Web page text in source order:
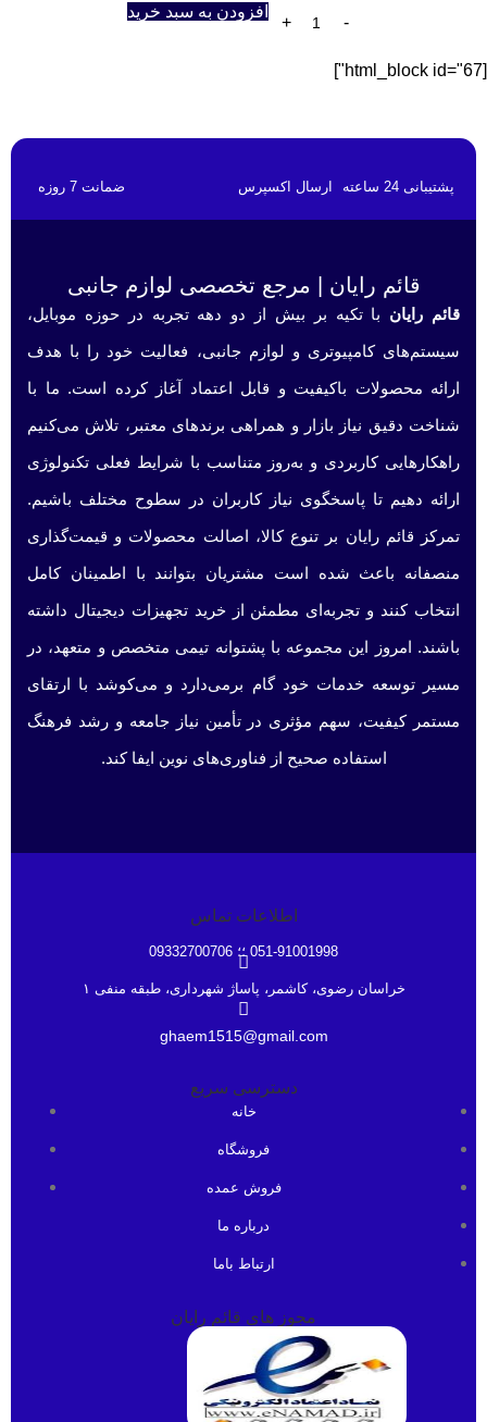
افزودن به سبد خرید
[html_block id="67"]
پشتیبانی 24 ساعته ارسال اکسپرس ضمانت 7 روزه
قائم رایان | مرجع تخصصی لوازم جانبی
قائم رایان با تکیه بر بیش از دو دهه تجربه در حوزه موبایل،
سیستم‌های کامپیوتری و لوازم جانبی، فعالیت خود را با هدف
ارائه محصولات باکیفیت و قابل اعتماد آغاز کرده است. ما با
شناخت دقیق نیاز بازار و همراهی برندهای معتبر، تلاش می‌کنیم
راهکارهایی کاربردی و به‌روز متناسب با شرایط فعلی تکنولوژی
ارائه دهیم تا پاسخگوی نیاز کاربران در سطوح مختلف باشیم.
تمرکز قائم رایان بر تنوع کالا، اصالت محصولات و قیمت‌گذاری
منصفانه باعث شده است مشتریان بتوانند با اطمینان کامل
انتخاب کنند و تجربه‌ای مطمئن از خرید تجهیزات دیجیتال داشته
باشند. امروز این مجموعه با پشتوانه تیمی متخصص و متعهد، در
مسیر توسعه خدمات خود گام برمی‌دارد و می‌کوشد با ارتقای
مستمر کیفیت، سهم مؤثری در تأمین نیاز جامعه و رشد فرهنگ
استفاده صحیح از فناوری‌های نوین ایفا کند.
اطلاعات تماس
051-91001998 ؛؛ 09332700706
خراسان رضوی، کاشمر، پاساژ شهرداری، طبقه منفی ۱
ghaem1515@gmail.com
دسترسی سریع
خانه
فروشگاه
فروش عمده
درباره ما
ارتباط باما
مجوز های قائم رایان